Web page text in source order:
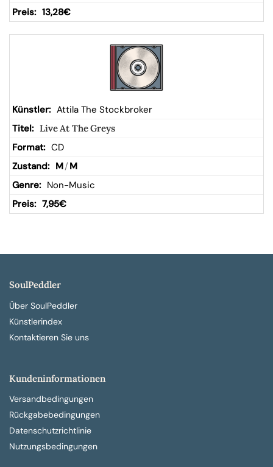
13,28€
Attila The Stockbroker
Live At The Greys
CD
M/ M
Non-Music
7,95€
SoulPeddler
Über SoulPeddler
Künstlerindex
Kontaktieren Sie uns
Kundeninformationen
Versandbedingungen
Rückgabebedingungen
Datenschutzrichtlinie
Nutzungsbedingungen